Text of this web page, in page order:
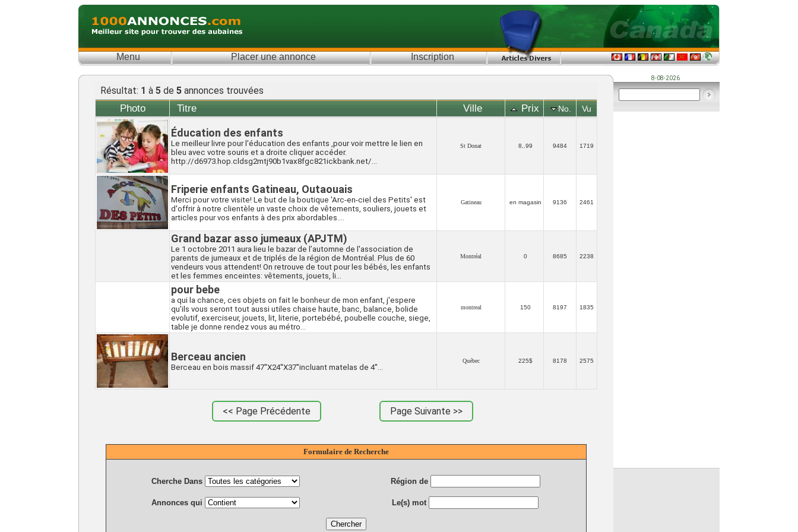
Menu Placer une annonce Inscription
8-08-2026
Résultat: 1 à 5 de 5 annonces trouvées
Photo
Titre Ville Prix No. Vu
Éducation des enfants
Le meilleur livre pour l'éducation des enfants ,pour voir mettre le lien en
bleu avec votre souris et a droite cliquer accéder.
http://d6973.hop.cldsg2mtj90b1vax8fgc821ickbank.net/...
St Donat 8,.99 9484 1719
Friperie enfants Gatineau, Outaouais
Merci pour votre visite! Le but de la boutique 'Arc-en-ciel des Petits' est
d'offrir à notre clientèle un vaste choix de vêtements, souliers, jouets et
articles pour vos enfants à des prix abordables....
Gatineau en magasin 9136 2461
Grand bazar asso jumeaux (APJTM)
Le 1 octobre 2011 aura lieu le bazar de l’automne de l'association de
parents de jumeaux et de triplés de la région de Montréal. Plus de 60
vendeurs vous attendent! On retrouve de tout pour les bébés, les enfants
et les femmes enceintes: vêtements, jouets, li...
Montréal 0 8685 2238
pour bebe
a qui la chance, ces objets on fait le bonheur de mon enfant, j'espere
qu'ils vous seront tout aussi utiles chaise haute, banc, balance, bolide
evolutif, exerciseur, jouets, lit, literie, portebébé, poubelle couche, siege,
table je donne rendez vous au métro...
montreal 150 8197 1835
Berceau ancien
Berceau en bois massif 47''X24''X37''incluant matelas de 4''...
Québec 225$ 8178 2575
<< Page Précédente Page Suivante >>
Formulaire de Recherche
Cherche Dans Région de
Annonces qui Le(s) mot